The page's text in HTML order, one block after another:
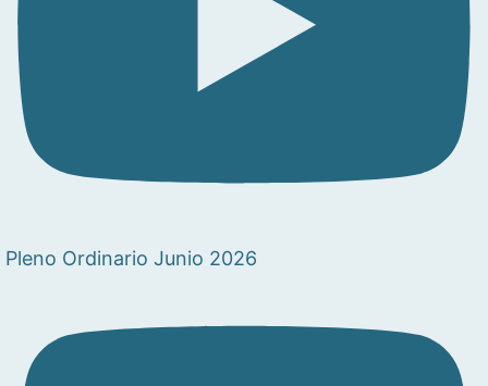
Pleno Ordinario Junio 2026